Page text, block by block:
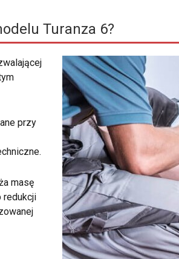
Turanza 6?
przy
masę
redukcji